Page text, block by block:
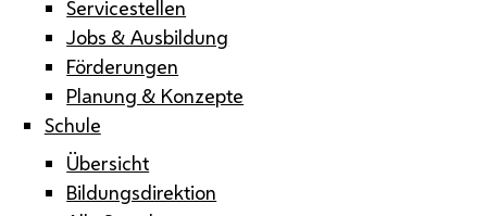
Servicestellen
Jobs & Ausbildung
Förderungen
Planung & Konzepte
Schule
Übersicht
Bildungsdirektion